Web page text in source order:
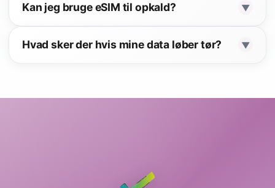
Kan jeg bruge eSIM til opkald? ▼
Hvad sker der hvis mine data løber tør? ▼